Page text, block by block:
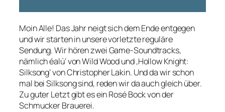
Moin Alle! Das Jahr neigt sich dem Ende entgegen
und wir starten in unsere vorletzte reguläre
Sendung. Wir hören zwei Game-Soundtracks,
nämlich éalú‘ von Wild Wood und ‚Hollow Knight:
Silksong‘ von Christopher Lakin. Und da wir schon
mal bei Silksong sind, reden wir da auch gleich über.
Zu guter Letzt gibt es ein Rosé Bock von der
Schmucker Brauerei.